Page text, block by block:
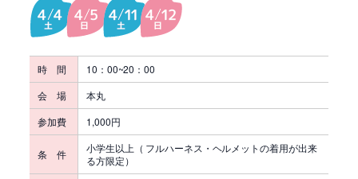
時 間
10：00~20：00
会 場
本丸
参加費
1,000円
条 件
小学生以上（ フルハーネス・ヘルメットの着用が出来
る方限定）